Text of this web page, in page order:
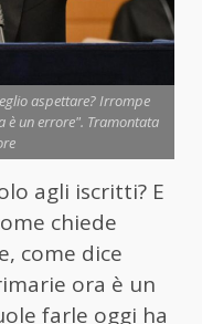
aspettare? Irrompe
è un errore". Tramontata
agli iscritti? E
chiede
come dice
ora è un
farle oggi ha